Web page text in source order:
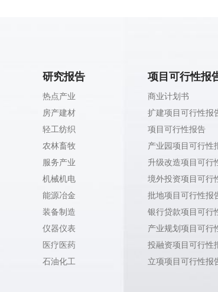
研究报告
热点产业
房产建材
轻工纺织
农林畜牧
服务产业
机械机电
能源冶金
装备制造
仪器仪表
医疗医药
石油化工
项目可行性报
商业计划书
扩建项目可行性报
项目可行性报告
产业园项目可行性
升级改造项目可行
境外投资项目可行
批地项目可行性报
银行贷款项目可行
产业规划项目可行
投融资项目可行性
立项项目可行性报